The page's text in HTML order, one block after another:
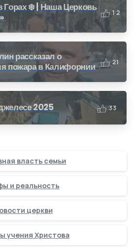
Горах ❄️ | Наша Церковь
1 2
рассказал о
пожара в Калифорнии
21
2025 33
власть семьи
и реальность
церкви
учения Христова